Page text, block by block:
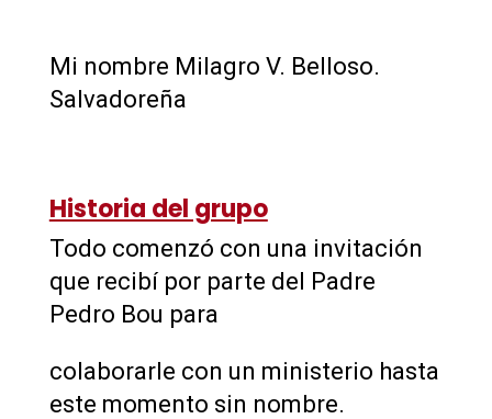
Mi nombre Milagro V. Belloso.
Salvadoreña
Historia del grupo
Todo comenzó con una invitación
que recibí por parte del Padre
Pedro Bou para
colaborarle con un ministerio hasta
este momento sin nombre.